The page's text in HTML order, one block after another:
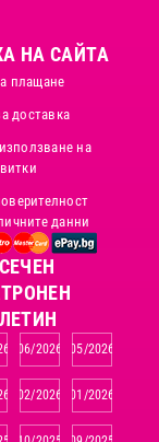
НА САЙТА
плащане
доставка
на
данни
06/2026 05/2026
02/2026 01/2026